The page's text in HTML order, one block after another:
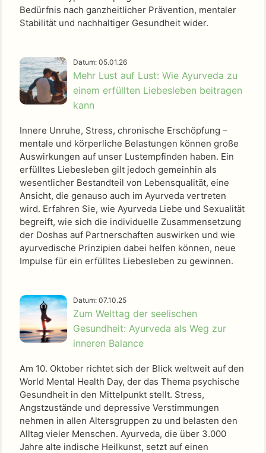
Bedürfnis nach ganzheitlicher Prävention, mentaler
Stabilität und nachhaltiger Gesundheit wider.
Datum: 05.01.26
Mehr Lust auf Lust: Wie Ayurveda zu
einem erfüllten Liebesleben beitragen
kann
Innere Unruhe, Stress, chronische Erschöpfung –
mentale und körperliche Belastungen können große
Auswirkungen auf unser Lustempfinden haben. Ein
erfülltes Liebesleben gilt jedoch gemeinhin als
wesentlicher Bestandteil von Lebensqualität, eine
Ansicht, die genauso auch im Ayurveda vertreten
wird. Erfahren Sie, wie Ayurveda Liebe und Sexualität
begreift, wie sich die individuelle Zusammensetzung
der Doshas auf Partnerschaften auswirken und wie
ayurvedische Prinzipien dabei helfen können, neue
Impulse für ein erfülltes Liebesleben zu gewinnen.
Datum: 07.10.25
Zum Welttag der seelischen
Gesundheit: Ayurveda als Weg zur
inneren Balance
Am 10. Oktober richtet sich der Blick weltweit auf den
World Mental Health Day, der das Thema psychische
Gesundheit in den Mittelpunkt stellt. Stress,
Angstzustände und depressive Verstimmungen
nehmen in allen Altersgruppen zu und belasten den
Alltag vieler Menschen. Ayurveda, die über 3.000
Jahre alte indische Heilkunst, setzt auf einen